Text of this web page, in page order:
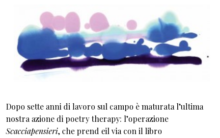
Dopo sette anni di lavoro sul campo è maturata l’ultima
nostra azione di poetry therapy: l’operazione
Scacciapensieri, che prend eil via con il libro